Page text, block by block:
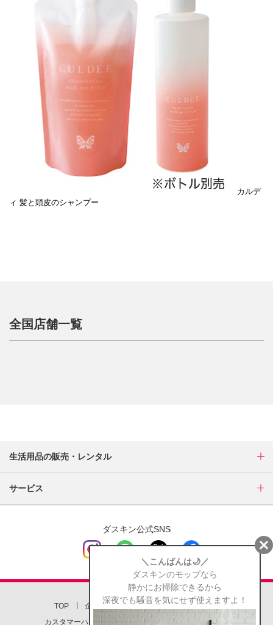
カルデ
ィ 髪と頭皮のシャンプー
全国店舗一覧
生活用品の販売・レンタル
サービス
ダスキン公式SNS
TOP 企業情報 店舗一覧
お問い合わせ
カスタマーハラスメント対応方針
個人情報保護方針